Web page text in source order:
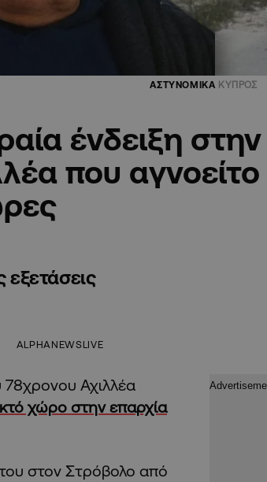
ΑΣΤΥΝΟΜΙΚΑ ΚΥΠΡΟΣ
ένδειξη στην
που αγνοείτο
εξετάσεις
ALPHANEWSLIVE
Αχιλλέα
χώρο στην επαρχία
στον Στρόβολο από